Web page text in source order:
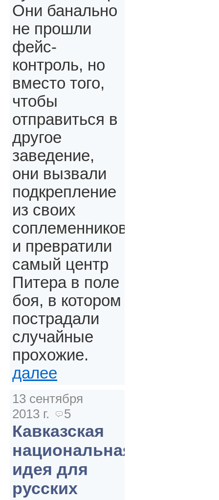
Они банально
не прошли
фейс-
контроль, но
вместо того,
чтобы
отправиться в
другое
заведение,
они вызвали
подкрепление
из своих
соплеменников
и превратили
самый центр
Питера в поле
боя, в котором
пострадали
случайные
прохожие.
далее
13 сентября
2013 г.
5
Кавказская
национальная
идея для
русских